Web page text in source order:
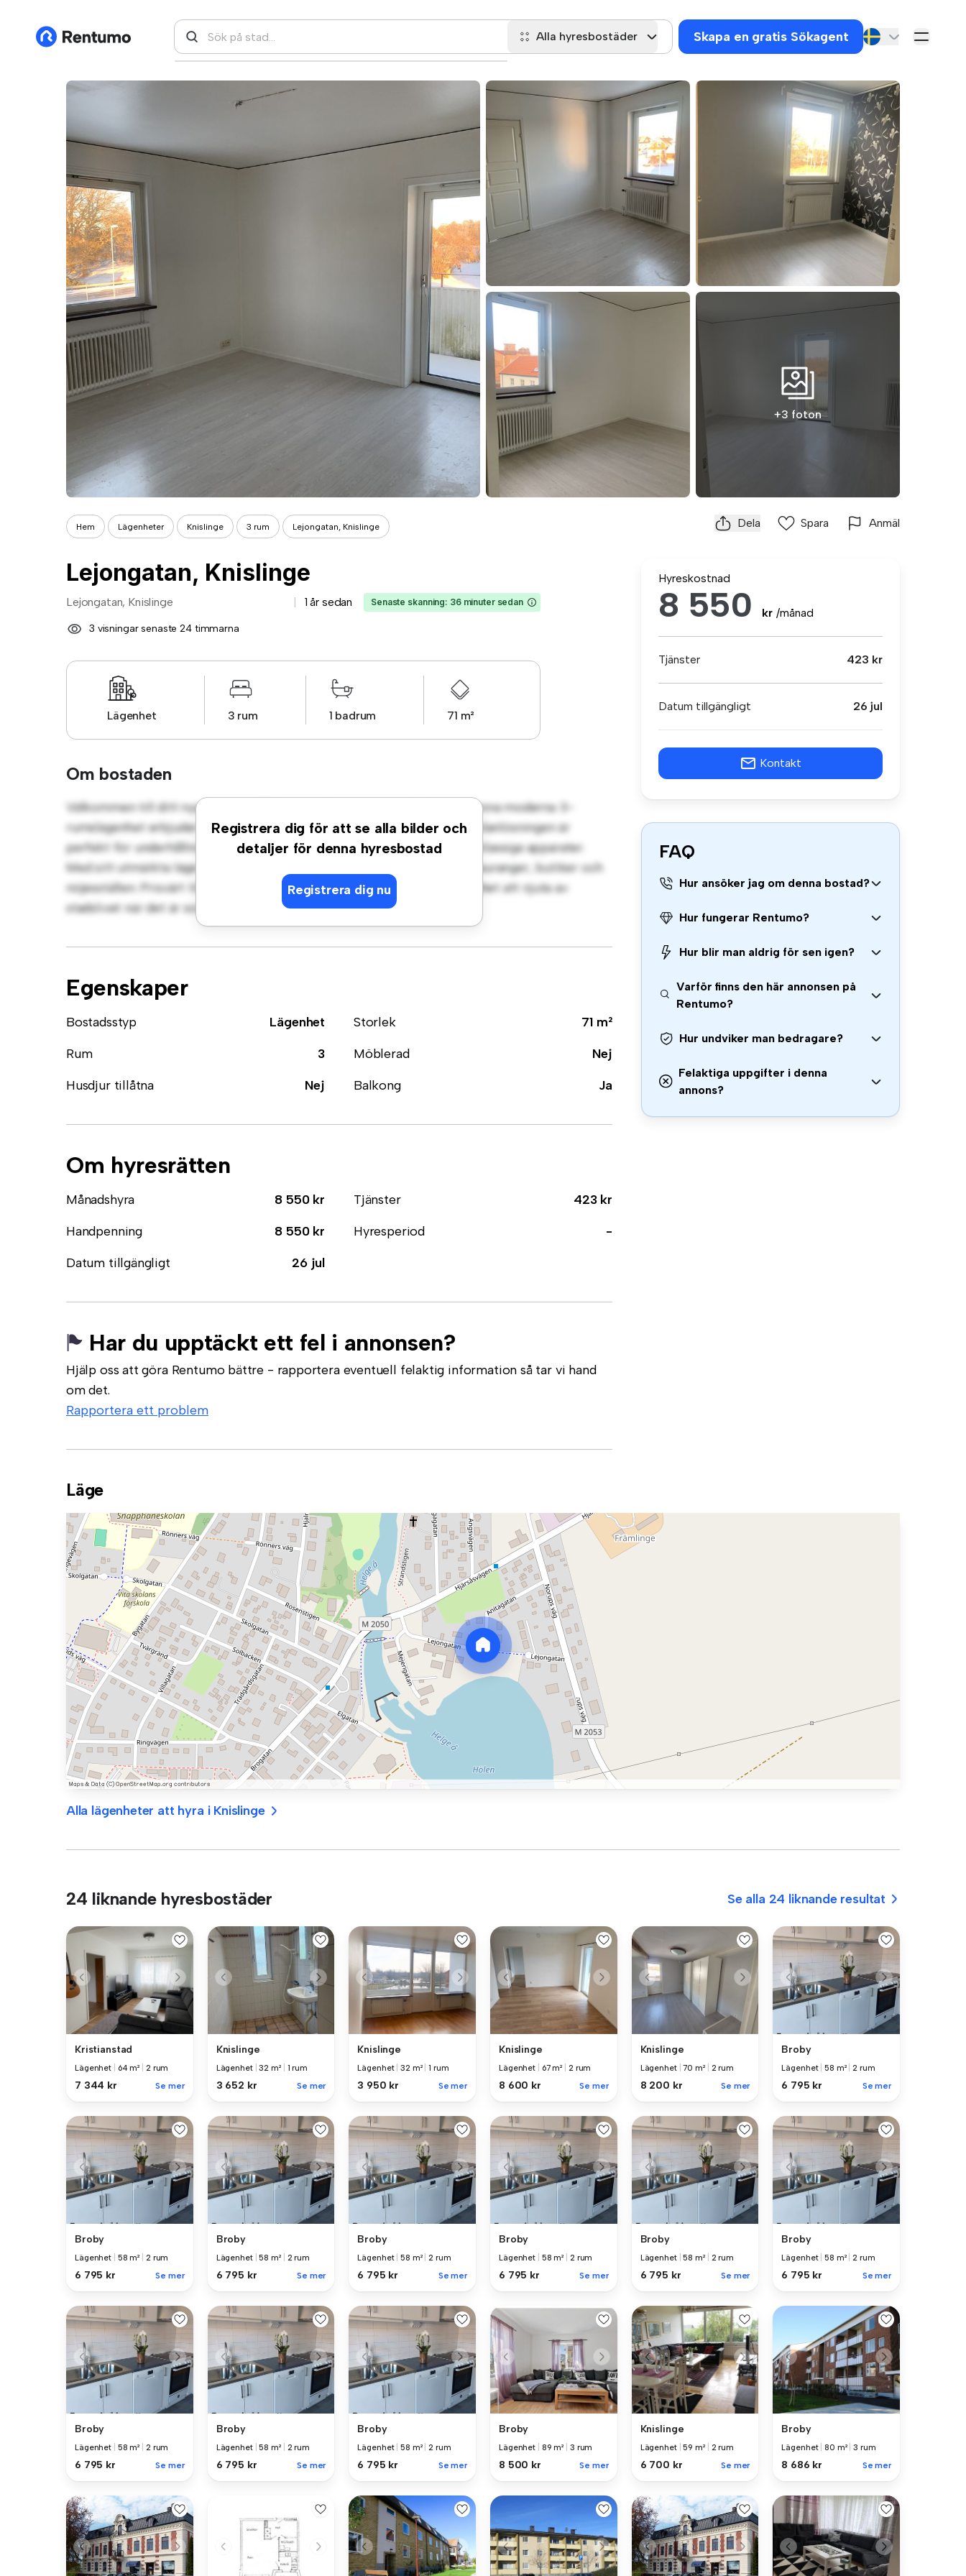
Alla hyresbostäder Skapa en gratis Sökagent
+3 foton
Hem Lägenheter Knislinge 3 rum Lejongatan, Knislinge Dela Spara Anmäl
Lejongatan, Knislinge
Lejongatan, Knislinge 1 år sedan Senaste skanning: 36 minuter sedan
3 visningar senaste 24 timmarna
Lägenhet 3 rum 1 badrum 71 m²
Om bostaden
Registrera dig för att se alla bilder och
detaljer för denna hyresbostad
Registrera dig nu
Välkommen till ditt nya urbana tillflyktsort på Lejongatan, Knislinge! Denna moderna 3-
rumslägenhet erbjuder ett elegant och mysigt vardagsrum. Den öppna planlösningen är
perfekt för underhållning, och det eleganta köket är utrustat med förstklassiga apparater.
Med sitt utmärkta läge ligger du bara några steg från stadens bästa restauranger, butiker och
nöjesställen. Prisvärt till 8 550 kr är denna lägenhet en fantastisk möjlighet att njuta av
stadslivet när det är som bäst. Missa inte det – boka en visning idag!
Egenskaper
Bostadsstyp Lägenhet Storlek
71 m²
Rum
3 Möblerad
Nej
Husdjur tillåtna
Nej Balkong Ja
Om hyresrätten
Månadshyra 8 550 kr Tjänster
423 kr
Handpenning
8 550 kr Hyresperiod
-
Datum tillgängligt
26 jul
Har du upptäckt ett fel i annonsen?
Hjälp oss att göra Rentumo bättre - rapportera eventuell felaktig information så tar vi hand
om det.
Rapportera ett problem
Hyreskostnad
8 550 kr /månad
Tjänster 423 kr
Datum tillgängligt 26 jul
Kontakt
FAQ
Hur ansöker jag om denna bostad?
Hur fungerar Rentumo?
Hur blir man aldrig för sen igen?
Varför finns den här annonsen på
Rentumo?
Hur undviker man bedragare?
Felaktiga uppgifter i denna
annons?
Läge
Alla lägenheter att hyra i Knislinge
24 liknande hyresbostäder Se alla 24 liknande resultat
Kristianstad
Lägenhet 64 m² 2 rum
7 344 kr Se mer
Knislinge
Lägenhet |32 m² 1 rum
3 652 kr Se mer
Knislinge
Lägenhet |32 m² |1 rum
3 950 kr Se mer
Knislinge
Lägenhet 67 m² 2 rum
8 600 kr Se mer
Knislinge
Lägenhet |70 m² 2 rum
8 200 kr Se mer
Broby
Lägenhet |58 m² |2 rum
6 795 kr Se mer
Broby
Lägenhet 58 m² 2 rum
6 795 kr Se mer
Broby
Lägenhet |58 m² 2 rum
6 795 kr Se mer
Broby
Lägenhet |58 m² |2 rum
6 795 kr Se mer
Broby
Lägenhet 58 m² 2 rum
6 795 kr Se mer
Broby
Lägenhet |58 m² 2 rum
6 795 kr Se mer
Broby
Lägenhet |58 m² |2 rum
6 795 kr Se mer
Broby
Lägenhet 58 m² 2 rum
6 795 kr Se mer
Broby
Lägenhet |58 m² 2 rum
6 795 kr Se mer
Broby
Lägenhet |58 m² |2 rum
6 795 kr Se mer
Broby
Lägenhet 89 m² 3 rum
8 500 kr Se mer
Knislinge
Lägenhet |59 m² 2 rum
6 700 kr Se mer
Broby
Lägenhet |80 m² |3 rum
8 686 kr Se mer